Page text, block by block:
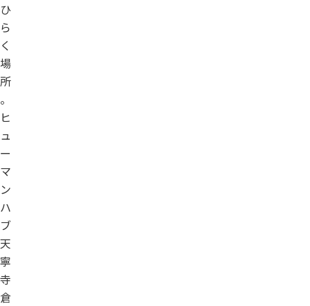
ひ
ら
く
場
所
。
ヒ
ュ
ー
マ
ン
ハ
ブ
天
寧
寺
倉